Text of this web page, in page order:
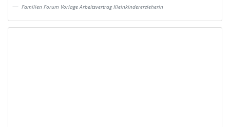
Familien Forum Vorlage Arbeitsvertrag Kleinkindererzieherin